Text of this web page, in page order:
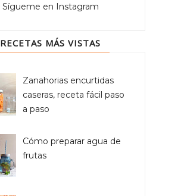
Sígueme en Instagram
RECETAS MÁS VISTAS
Zanahorias encurtidas
caseras, receta fácil paso
a paso
Cómo preparar agua de
frutas